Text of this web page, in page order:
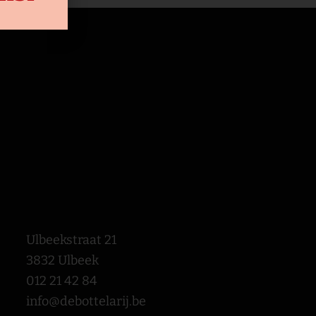
Ulbeekstraat 21
3832 Ulbeek
012 21 42 84
info@debottelarij.be